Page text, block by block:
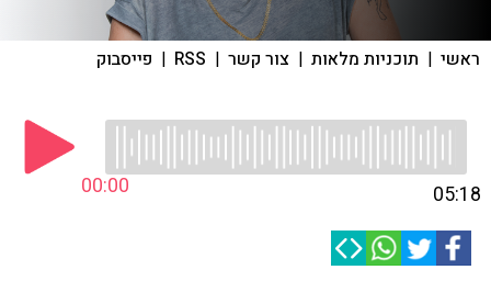
ראשי | תוכניות מלאות | צור קשר |
RSS
| פייסבוק
00:00 05:18